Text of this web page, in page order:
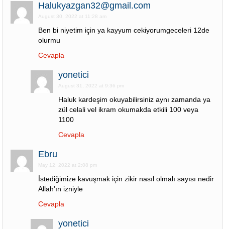
Halukyazgan32@gmail.com
August 30, 2022 at 11:28 am
Ben bi niyetim için ya kayyum cekiyorumgeceleri 12de
olurmu
Cevapla
yonetici
August 31, 2022 at 9:36 pm
Haluk kardeşim okuyabilirsiniz aynı zamanda ya
zül celali vel ikram okumakda etkili 100 veya
1100
Cevapla
Ebru
May 12, 2022 at 2:08 pm
İstediğimize kavuşmak için zikir nasıl olmalı sayısı nedir
Allah’ın izniyle
Cevapla
yonetici